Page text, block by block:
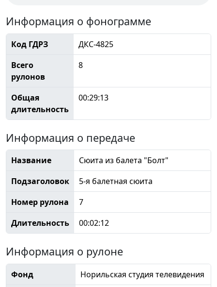
Информация о фонограмме
Код ГДРЗ
ДКС-4825
Всего
рулонов
8
Общая
длительность
00:29:13
Информация о передаче
Название
Сюита из балета "Болт"
Подзаголовок
5-я балетная сюита
Номер рулона
7
Длительность
00:02:12
Информация о рулоне
Фонд
Норильская студия телевидения